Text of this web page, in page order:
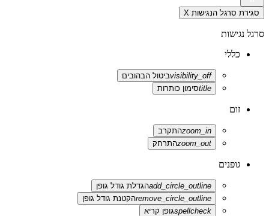
סגירת סרגל הנגישות X
סרגל נגישות
כללי
visibility_offביטול הבהובים
titleסימון כותרות
זום
zoom_inהתקרב
zoom_outהתרחק
גופנים
add_circle_outlineהגדלת גודל גופן
remove_circle_outlineהקטנת גודל גופן
spellcheckגופן קריא